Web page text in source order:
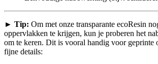
► Tip: Om met onze transparante ecoResin
oppervlakken te krijgen, kun je proberen het
om te keren. Dit is vooral handig voor geprinte
fijne details: